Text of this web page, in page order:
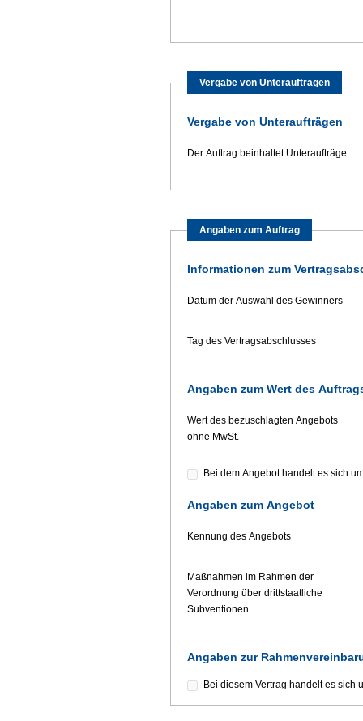
Vergabe von Unteraufträgen
Vergabe von Unteraufträgen
Der Auftrag beinhaltet Unteraufträge
Angaben zum Auftrag
Informationen zum
Datum der Auswahl des Gewinners
Tag des Vertragsabschlusses
Angaben zum Wert des
Wert des bezuschlagten Angebots
ohne MwSt.
Bei dem Angebot handelt es sich
Angaben zum Angebot
Kennung des Angebots
Maßnahmen im Rahmen der
Verordnung über drittstaatliche
Subventionen
Angaben zur
Bei diesem Vertrag handelt es